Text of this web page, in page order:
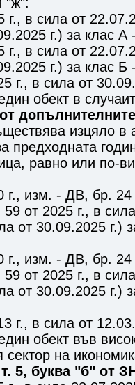
в сила от
г.) за клас
в сила от
г.) за клас
г., в сила от
обект в
от
изцяло в
предходната
равно или по-
изм. - ДВ, бр. 24
от 2025 г., в
от 30.09.2025 г.)
изм. - ДВ, бр. 24
от 2025 г., в
от 30.09.2025 г.)
г., в сила от
обект във
сектор на
5, буква "б" от